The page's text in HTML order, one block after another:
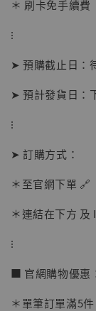
NT$ 1,870
＊ 刷卡免手續費
⁝
➤ 預購截止日：
➤ 預計發貨日：
⁝
➤ 訂購方式：
＊至官網下單 🔗
＊連結在下方 及
⁝
■ 官網購物優惠
＊單筆訂單滿5件